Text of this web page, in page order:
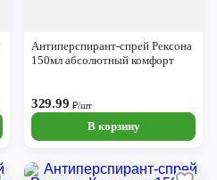
Антиперспирант-спрей Рексона
150мл абсолютный комфорт
329.99 ₽/шт
В корзину